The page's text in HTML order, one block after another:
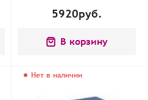
5920руб.
В корзину
Нет в наличии